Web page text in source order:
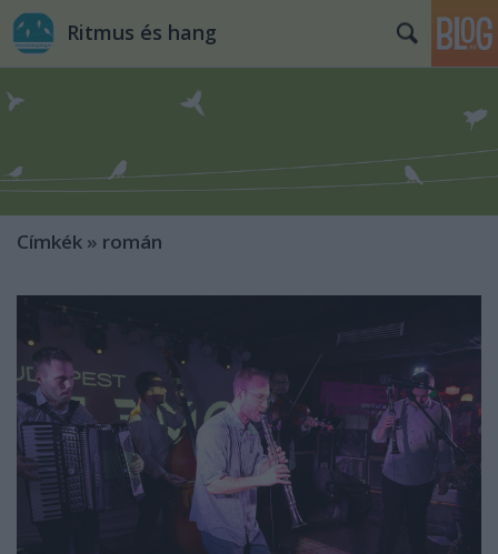
Ritmus és hang
Címkék » román